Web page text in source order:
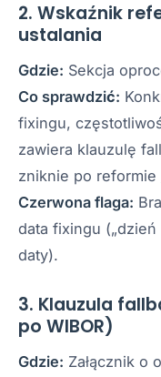
2. Wskaźnik
ustalania
Gdzie: Sekcja
Co sprawdzić:
fixingu,
zawiera klauzulę
zniknie po reformie
Czerwona flaga:
data fixingu
daty).
3. Klauzula
po WIBOR)
Gdzie: Załącznik o